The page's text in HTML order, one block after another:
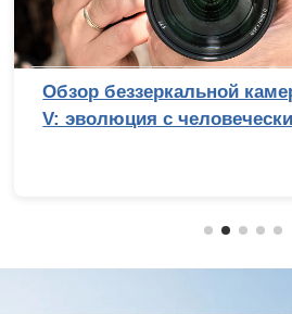
камеры Sony Alpha 7
с человеческим лицом